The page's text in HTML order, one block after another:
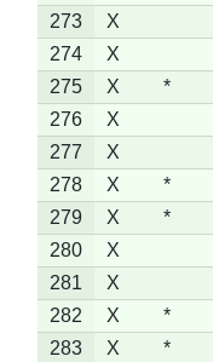
273
X
274
X
275
X *
276
X
277
X
278
X *
279
X *
280
X
281
X
282
X *
283
X *